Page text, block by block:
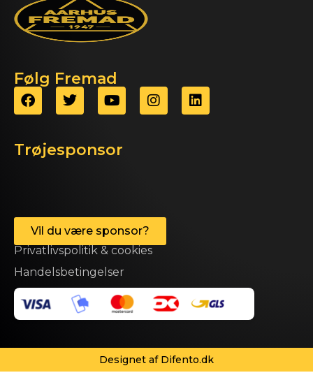
Følg Fremad
Trøjesponsor
Vil du være sponsor?
Privatlivspolitik & cookies
Handelsbetingelser
Designet af Difento.dk